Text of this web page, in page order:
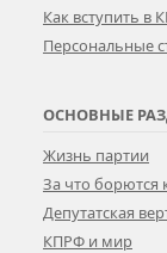
Как вступить в
Персональные
ОСНОВНЫЕ
Жизнь партии
За что борются
Депутатская
КПРФ и мир